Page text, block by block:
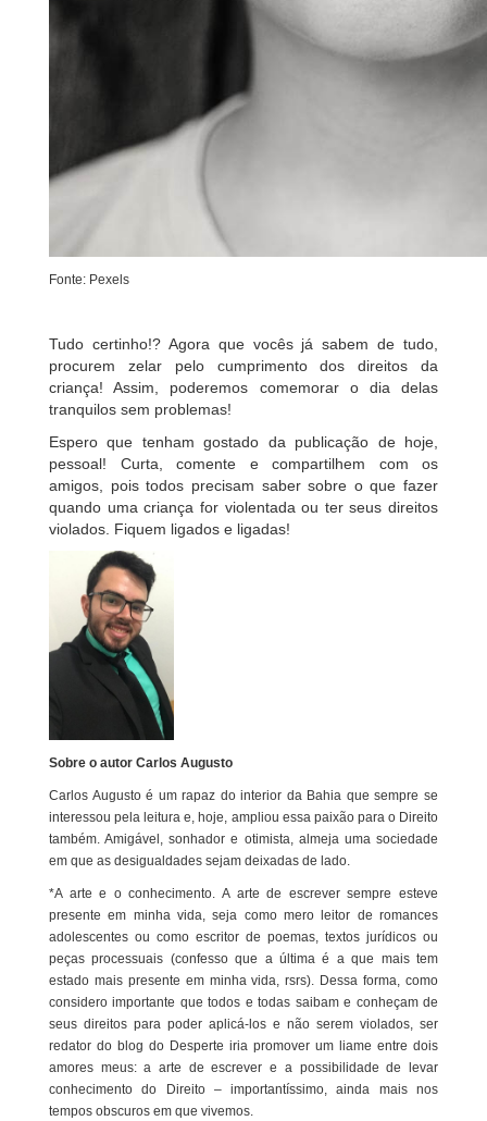
Fonte: Pexels
Tudo certinho!? Agora que vocês já sabem de tudo,
procurem zelar pelo cumprimento dos direitos da
criança! Assim, poderemos comemorar o dia delas
tranquilos sem problemas!
Espero que tenham gostado da publicação de hoje,
pessoal! Curta, comente e compartilhem com os
amigos, pois todos precisam saber sobre o que fazer
quando uma criança for violentada ou ter seus direitos
violados. Fiquem ligados e ligadas!
Sobre o autor Carlos Augusto
Carlos Augusto é um rapaz do interior da Bahia que sempre se
interessou pela leitura e, hoje, ampliou essa paixão para o Direito
também. Amigável, sonhador e otimista, almeja uma sociedade
em que as desigualdades sejam deixadas de lado.
*A arte e o conhecimento. A arte de escrever sempre esteve
presente em minha vida, seja como mero leitor de romances
adolescentes ou como escritor de poemas, textos jurídicos ou
peças processuais (confesso que a última é a que mais tem
estado mais presente em minha vida, rsrs). Dessa forma, como
considero importante que todos e todas saibam e conheçam de
seus direitos para poder aplicá-los e não serem violados, ser
redator do blog do Desperte iria promover um liame entre dois
amores meus: a arte de escrever e a possibilidade de levar
conhecimento do Direito – importantíssimo, ainda mais nos
tempos obscuros em que vivemos.